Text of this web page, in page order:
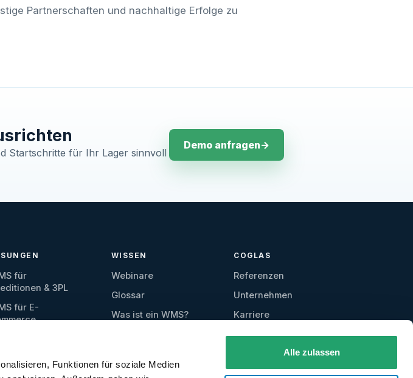
Funktionen für soziale Medien
Alle zulassen
Partnerschaften und nachhaltige Erfolge zu
Startschritte für Ihr Lager sinnvoll
Demo anfragen→
für
& 3PL
für E-
für
WISSEN
Webinare
Glossar
Was ist ein WMS?
COGLAS
Referenzen
Unternehmen
Karriere
Kontakt
Testzugang